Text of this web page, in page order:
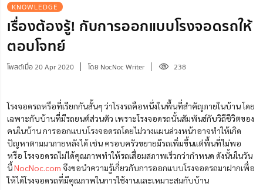
KNOWLEDGE
เรื่องต้องรู้! กับการออกแบบโรงจอดรถให้
ตอบโจทย์
โพสต์เมื่อ 20 Apr 2020 โดย NocNoc Writer 238
โรงจอดรถหรือที่เรียกกันสั้นๆ ว่าโรงรถคือหนึ่งในพื้นที่สำคัญภายในบ้าน โดย
เฉพาะกับบ้านที่มีรถยนต์ส่วนตัว เพราะโรงจอดรถนั้นสัมพันธ์กับวิถีชีวิตของ
คนในบ้าน การออกแบบโรงจอดรถโดยไม่วางแผนล่วงหน้าอาจทำให้เกิด
ปัญหาตามมาภายหลังได้ เช่น ครอบครัวขยายมีรถเพิ่มขึ้นแต่พื้นที่ไม่พอ
หรือ โรงจอดรถไม่ได้คุณภาพทำให้รถเสื่อมสภาพเร็วกว่ากำหนด ดังนั้นในวัน
นี้NocNoc.com จึงขอนำความรู้เกี่ยวกับการออกแบบโรงจอดรถมาฝากเพื่อ
ให้ได้โรงจอดรถที่มีคุณภาพในการใช้งานและเหมาะสมกับบ้าน